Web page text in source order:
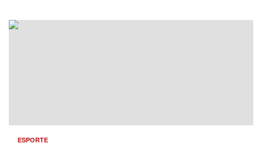
ESPORTE